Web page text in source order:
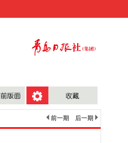
前一期 后一期